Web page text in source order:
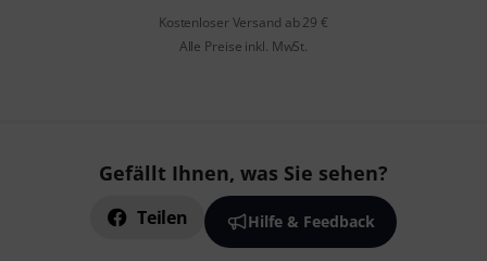
Kostenloser Versand ab 29 €
Alle Preise inkl. MwSt.
Gefällt Ihnen, was Sie sehen?
Teilen Hilfe & Feedback